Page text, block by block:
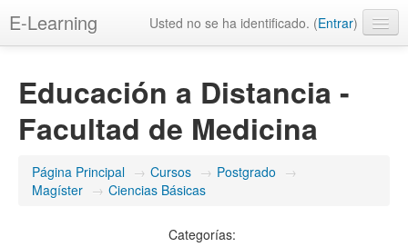
E-Learning Usted no se ha identificado. (Entrar)
Educación a Distancia -
Facultad de Medicina
Página Principal → Cursos → Postgrado →
Magíster → Ciencias Básicas
Categorías: